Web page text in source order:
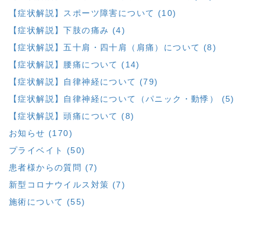
【症状解説】スポーツ障害について (10)
【症状解説】下肢の痛み (4)
【症状解説】五十肩・四十肩（肩痛）について (8)
【症状解説】腰痛について (14)
【症状解説】自律神経について (79)
【症状解説】自律神経について（パニック・動悸） (5)
【症状解説】頭痛について (8)
お知らせ (170)
プライベイト (50)
患者様からの質問 (7)
新型コロナウイルス対策 (7)
施術について (55)